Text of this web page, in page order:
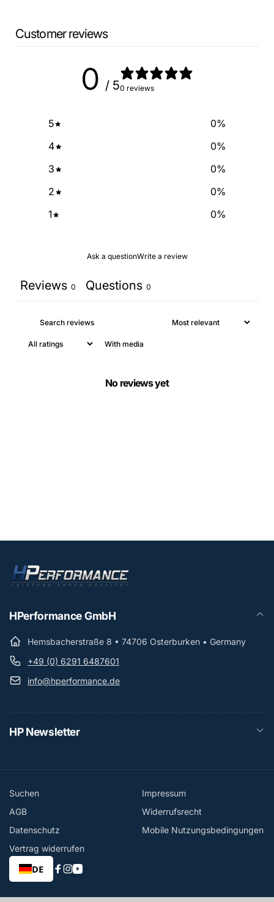
Customer reviews
0 / 50 reviews
5 0%
4
0%
3
0%
2
0%
1
0%
Ask a questionWrite a review
Reviews 0 Questions 0
With media
No reviews yet
HPerformance GmbH
Hemsbacherstraße 8 • 74706 Osterburken • Germany
+49 (0) 6291 6487601
info@hperformance.de
HP Newsletter
Suchen
Impressum
AGB
Widerrufsrecht
Datenschutz
Mobile Nutzungsbedingungen
Vertrag widerrufen
DE
Facebook
Instagram
YouTube